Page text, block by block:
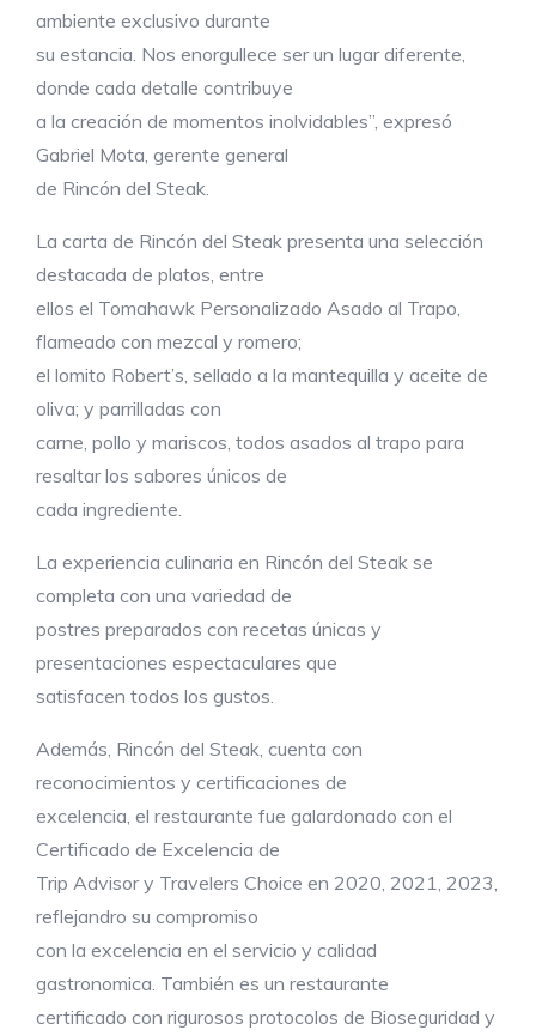
ambiente exclusivo durante
su estancia. Nos enorgullece ser un lugar diferente,
donde cada detalle contribuye
a la creación de momentos inolvidables”, expresó
Gabriel Mota, gerente general
de Rincón del Steak.
La carta de Rincón del Steak presenta una selección
destacada de platos, entre
ellos el Tomahawk Personalizado Asado al Trapo,
flameado con mezcal y romero;
el lomito Robert’s, sellado a la mantequilla y aceite de
oliva; y parrilladas con
carne, pollo y mariscos, todos asados al trapo para
resaltar los sabores únicos de
cada ingrediente.
La experiencia culinaria en Rincón del Steak se
completa con una variedad de
postres preparados con recetas únicas y
presentaciones espectaculares que
satisfacen todos los gustos.
Además, Rincón del Steak, cuenta con
reconocimientos y certificaciones de
excelencia, el restaurante fue galardonado con el
Certificado de Excelencia de
Trip Advisor y Travelers Choice en 2020, 2021, 2023,
reflejandro su compromiso
con la excelencia en el servicio y calidad
gastronomica. También es un restaurante
certificado con rigurosos protocolos de Bioseguridad y